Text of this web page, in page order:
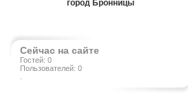
город Бронницы
Сейчас на сайте
Гостей: 0
Пользователей: 0